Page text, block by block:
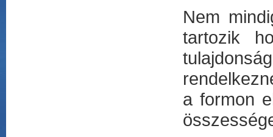
Nem
tartozik
a formon